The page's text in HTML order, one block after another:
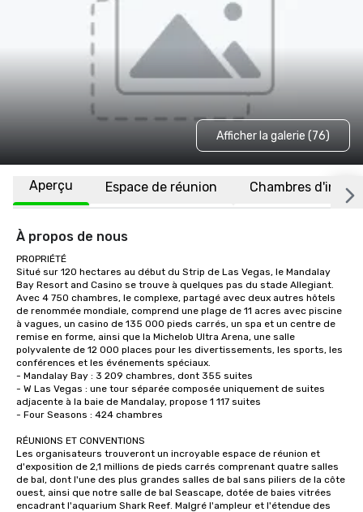
Afficher la galerie (76)
Aperçu Espace de réunion Chambres
À propos de nous
PROPRIÉTÉ
Situé sur 120 hectares au début du Strip de Las Vegas, le Mandalay
Bay Resort and Casino se trouve à quelques pas du stade Allegiant.
Avec 4 750 chambres, le complexe, partagé avec deux autres hôtels
de renommée mondiale, comprend une plage de 11 acres avec piscine
à vagues, un casino de 135 000 pieds carrés, un spa et un centre de
remise en forme, ainsi que la Michelob Ultra Arena, une salle
polyvalente de 12 000 places pour les divertissements, les sports, les
conférences et les événements spéciaux.
- Mandalay Bay : 3 209 chambres, dont 355 suites
- W Las Vegas : une tour séparée composée uniquement de suites
adjacente à la baie de Mandalay, propose 1 117 suites
- Four Seasons : 424 chambres
RÉUNIONS ET CONVENTIONS
Les organisateurs trouveront un incroyable espace de réunion et
d'exposition de 2,1 millions de pieds carrés comprenant quatre salles
de bal, dont l'une des plus grandes salles de bal sans piliers de la côte
ouest, ainsi que notre salle de bal Seascape, dotée de baies vitrées
encadrant l'aquarium Shark Reef. Malgré l'ampleur et l'étendue des